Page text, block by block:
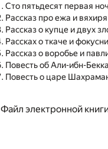
Сто пятьдесят первая
Рассказ про ежа и вяхиря
Рассказ о купце и двух
Рассках о ткаче и
Рассказ о воробье и
Повесть об Али-ибн-
Повесть о царе
Файл электронной